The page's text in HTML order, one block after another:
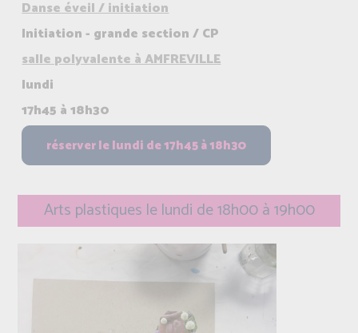
Danse éveil / initiation
Initiation - grande section / CP
salle polyvalente à AMFREVILLE
lundi
17h45 à 18h30
Arts plastiques le lundi de 18h00 à 19h00